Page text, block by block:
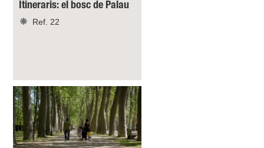
Itineraris: el bosc de Palau
Ref. 22